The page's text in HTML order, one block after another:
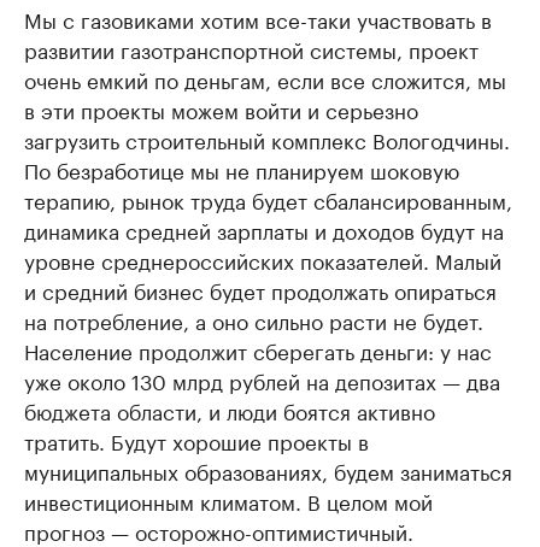
Мы с газовиками хотим все-таки участвовать в
развитии газотранспортной системы, проект
очень емкий по деньгам, если все сложится, мы
в эти проекты можем войти и серьезно
загрузить строительный комплекс Вологодчины.
По безработице мы не планируем шоковую
терапию, рынок труда будет сбалансированным,
динамика средней зарплаты и доходов будут на
уровне среднероссийских показателей. Малый
и средний бизнес будет продолжать опираться
на потребление, а оно сильно расти не будет.
Население продолжит сберегать деньги: у нас
уже около 130 млрд рублей на депозитах — два
бюджета области, и люди боятся активно
тратить. Будут хорошие проекты в
муниципальных образованиях, будем заниматься
инвестиционным климатом. В целом мой
прогноз — осторожно-оптимистичный.